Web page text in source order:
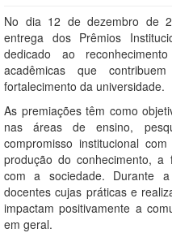
No dia 12 de dezembro de
entrega dos Prêmios
dedicado ao
acadêmicas que
fortalecimento da universidade.
As premiações têm como
nas áreas de ensino,
compromisso institucional
produção do conhecimento, a
com a sociedade. Durante a
docentes cujas práticas e
impactam positivamente a
em geral.